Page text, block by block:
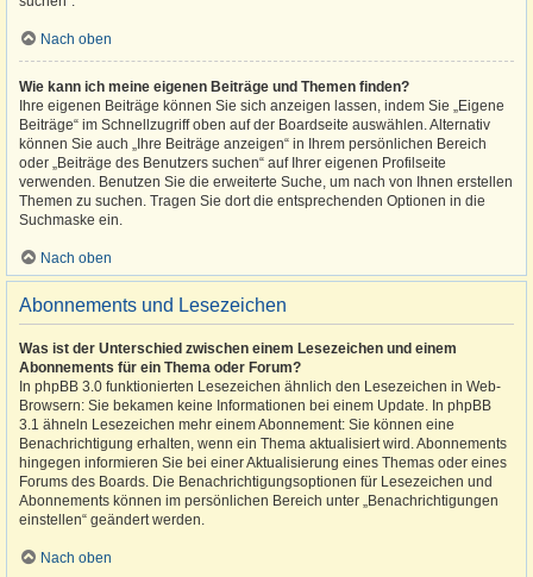
Nach oben
Wie kann ich meine eigenen Beiträge und Themen finden?
Ihre eigenen Beiträge können Sie sich anzeigen lassen, indem Sie „Eigene
Beiträge“ im Schnellzugriff oben auf der Boardseite auswählen. Alternativ
können Sie auch „Ihre Beiträge anzeigen“ in Ihrem persönlichen Bereich
oder „Beiträge des Benutzers suchen“ auf Ihrer eigenen Profilseite
verwenden. Benutzen Sie die erweiterte Suche, um nach von Ihnen erstellen
Themen zu suchen. Tragen Sie dort die entsprechenden Optionen in die
Suchmaske ein.
Nach oben
Abonnements und Lesezeichen
Was ist der Unterschied zwischen einem Lesezeichen und einem
Abonnements für ein Thema oder Forum?
In phpBB 3.0 funktionierten Lesezeichen ähnlich den Lesezeichen in Web-
Browsern: Sie bekamen keine Informationen bei einem Update. In phpBB
3.1 ähneln Lesezeichen mehr einem Abonnement: Sie können eine
Benachrichtigung erhalten, wenn ein Thema aktualisiert wird. Abonnements
hingegen informieren Sie bei einer Aktualisierung eines Themas oder eines
Forums des Boards. Die Benachrichtigungsoptionen für Lesezeichen und
Abonnements können im persönlichen Bereich unter „Benachrichtigungen
einstellen“ geändert werden.
Nach oben